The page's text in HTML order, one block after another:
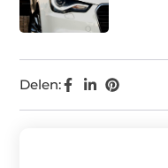
Delen: